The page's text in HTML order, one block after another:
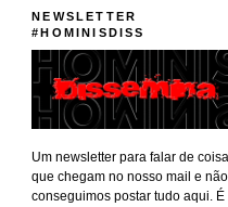
NEWSLETTER
#HOMINISDISS
Um newsletter para falar de
que chegam no nosso mail e não
conseguimos postar tudo aqui. É